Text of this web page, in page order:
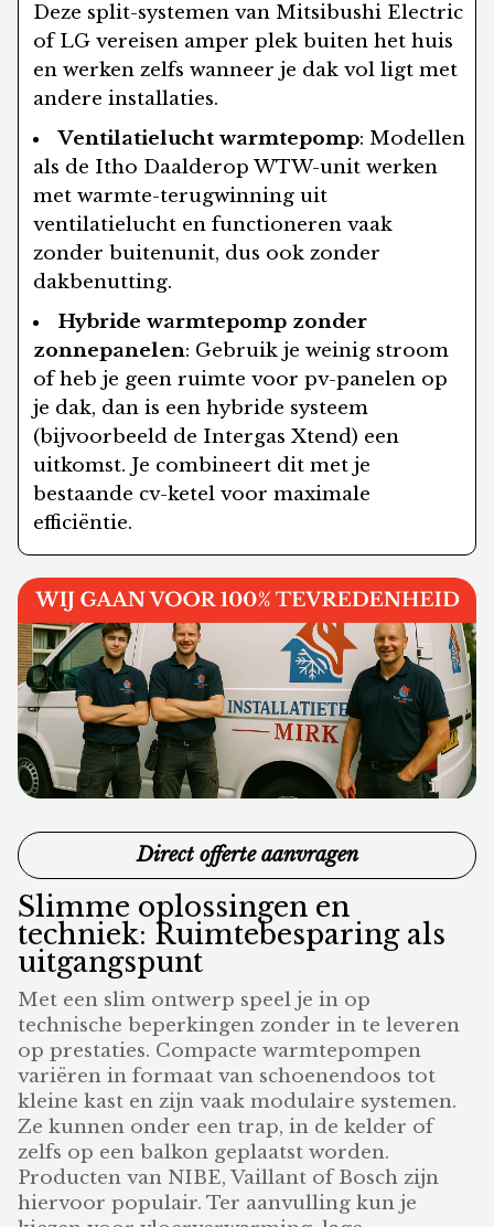
Deze split-systemen van Mitsibushi Electric
of LG vereisen amper plek buiten het huis
en werken zelfs wanneer je dak vol ligt met
andere installaties.
Ventilatielucht warmtepomp: Modellen
als de Itho Daalderop WTW-unit werken
met warmte-terugwinning uit
ventilatielucht en functioneren vaak
zonder buitenunit, dus ook zonder
dakbenutting.
Hybride warmtepomp zonder
zonnepanelen: Gebruik je weinig stroom
of heb je geen ruimte voor pv-panelen op
je dak, dan is een hybride systeem
(bijvoorbeeld de Intergas Xtend) een
uitkomst. Je combineert dit met je
bestaande cv-ketel voor maximale
efficiëntie.
Direct offerte aanvragen
Slimme oplossingen en
techniek: Ruimtebesparing als
uitgangspunt
Met een slim ontwerp speel je in op
technische beperkingen zonder in te leveren
op prestaties. Compacte warmtepompen
variëren in formaat van schoenendoos tot
kleine kast en zijn vaak modulaire systemen.
Ze kunnen onder een trap, in de kelder of
zelfs op een balkon geplaatst worden.
Producten van NIBE, Vaillant of Bosch zijn
hiervoor populair. Ter aanvulling kun je